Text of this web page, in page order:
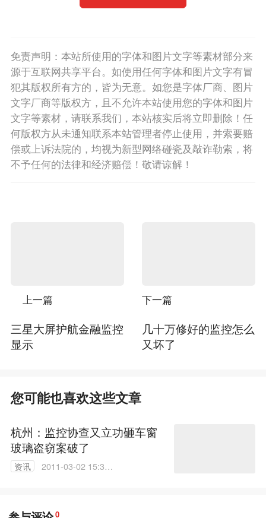
免责声明：本站所使用的字体和图片文字等素材部分来
源于互联网共享平台。如使用任何字体和图片文字有冒
犯其版权所有方的，皆为无意。如您是字体厂商、图片
文字厂商等版权方，且不允许本站使用您的字体和图片
文字等素材，请联系我们，本站核实后将立即删除！任
何版权方从未通知联系本站管理者停止使用，并索要赔
偿或上诉法院的，均视为新型网络碰瓷及敲诈勒索，将
不予任何的法律和经济赔偿！敬请谅解！
上一篇
三星大屏护航金融监控
显示
下一篇
几十万修好的监控怎么
又坏了
您可能也喜欢这些文章
杭州：监控协查又立功砸车窗
玻璃盗窃案破了
资讯
2011-03-02 15:36:
0